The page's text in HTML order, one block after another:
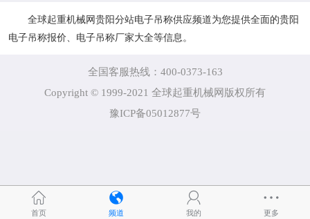
全球起重机械网贵阳分站电子吊称供应频道为您提供全面的贵阳
电子吊称报价、电子吊称厂家大全等信息。
全国客服热线：400-0373-163
Copyright © 1999-2021 全球起重机械网版权所有
豫ICP备05012877号
首页 频道 我的 更多